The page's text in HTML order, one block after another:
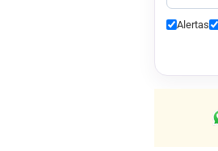
Alertas